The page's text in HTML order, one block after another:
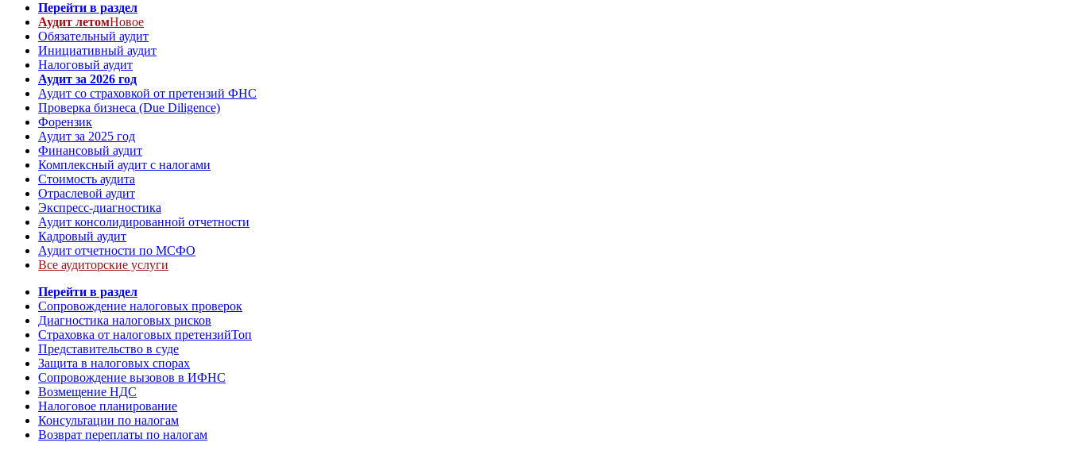
Перейти в раздел
Аудит летомНовое
Обязательный аудит
Инициативный аудит
Налоговый аудит
Аудит за 2026 год
Аудит со страховкой от претензий ФНС
Проверка бизнеса (Due Diligence)
Форензик
Аудит за 2025 год
Финансовый аудит
Комплексный аудит с налогами
Стоимость аудита
Отраслевой аудит
Экспресс-диагностика
Аудит консолидированной отчетности
Кадровый аудит
Аудит отчетности по МСФО
Все аудиторские услуги
Перейти в раздел
Сопровождение налоговых проверок
Диагностика налоговых рисков
Страховка от налоговых претензийТоп
Представительство в суде
Защита в налоговых спорах
Сопровождение вызовов в ИФНС
Возмещение НДС
Налоговое планирование
Консультации по налогам
Возврат переплаты по налогам